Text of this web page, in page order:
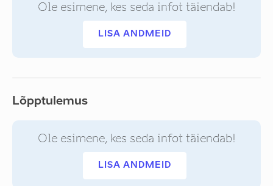
Ole esimene, kes seda infot täiendab!
LISA ANDMEID
Lõpptulemus
Ole esimene, kes seda infot täiendab!
LISA ANDMEID